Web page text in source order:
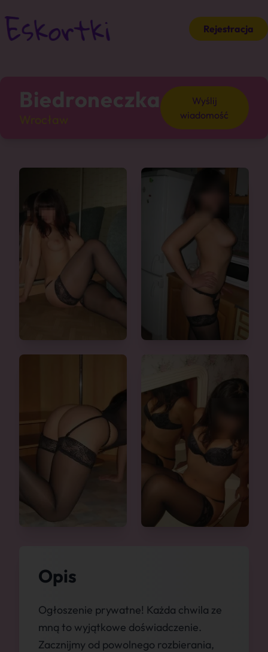
Rejestracja
Biedroneczka
Wyślij
wiadomość
Opis
Ogłoszenie prywatne! Każda chwila ze
mną to wyjątkowe doświadczenie.
Zacznijmy od powolnego rozbierania,